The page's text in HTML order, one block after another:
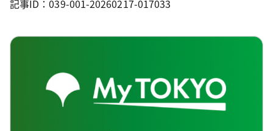
記事ID：039-001-20260217-017033